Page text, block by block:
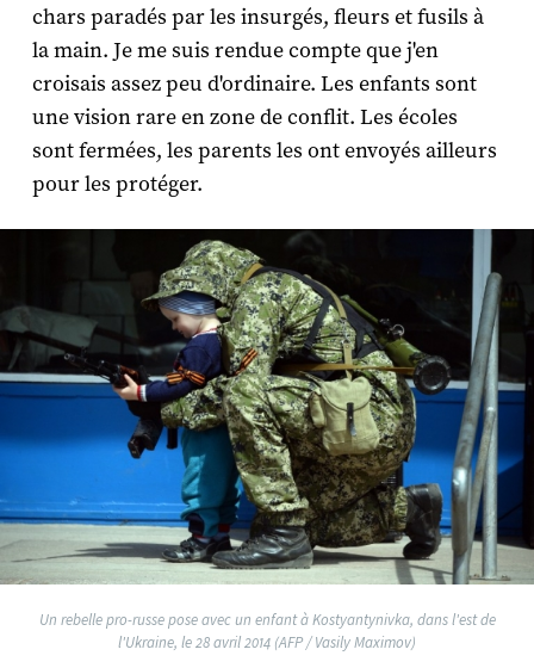
chars paradés par les insurgés, fleurs et fusils à
la main. Je me suis rendue compte que j'en
croisais assez peu d'ordinaire. Les enfants sont
une vision rare en zone de conflit. Les écoles
sont fermées, les parents les ont envoyés ailleurs
pour les protéger.
Un rebelle pro-russe pose avec un enfant à Kostyantynivka, dans l'est de
l'Ukraine, le 28 avril 2014 (AFP / Vasily Maximov)